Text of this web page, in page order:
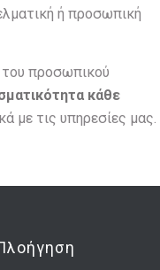
ή προσωπική
προσωπικού
κάθε
με τις υπηρεσίες μας.